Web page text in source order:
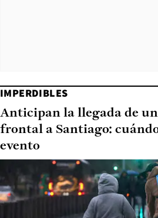
IMPERDIBLES
Anticipan la llegada de
frontal a Santiago:
evento